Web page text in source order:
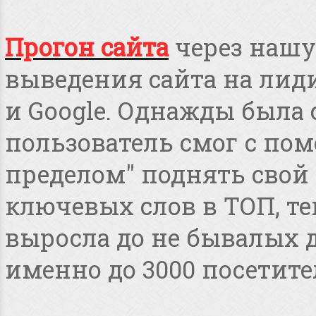
Прогон сайта через
выведения сайта на
и Google. Однажды была
пользователь смог с
пределом" поднять свой
ключевых слов в ТОП,
выросла до не бывалых
именно до 3000